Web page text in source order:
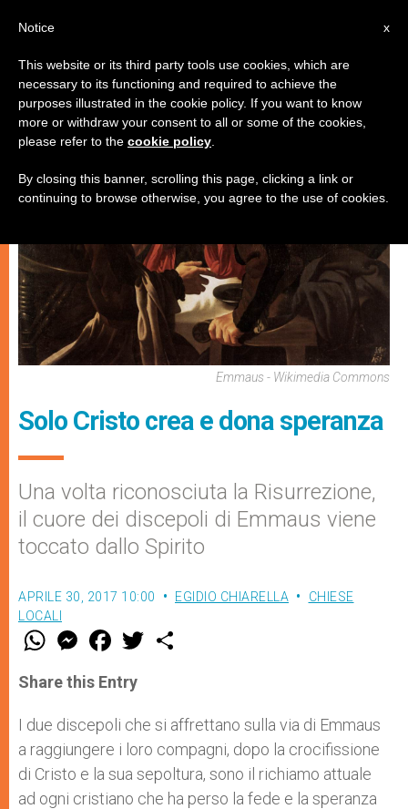
CHIESE LOCALI
Emmaus - Wikimedia Commons
Solo Cristo crea e dona speranza
Una volta riconosciuta la Risurrezione,
il cuore dei discepoli di Emmaus viene
toccato dallo Spirito
APRILE 30, 2017 10:00 EGIDIO CHIARELLA
CHIESE
LOCALI
W
t
s
p
p
M
e
s
e
g
e
r
F
a
e
b
o
k
w
r
Share this Entry
I due discepoli che si affrettano sulla via di Emmaus
a raggiungere i loro compagni, dopo la crocifissione
di Cristo e la sua sepoltura, sono il richiamo attuale
ad ogni cristiano che ha perso la fede e la speranza
x
Notice
This website or its third party tools use cookies, which are
necessary to its functioning and required to achieve the
purposes illustrated in the cookie policy. If you want to know
more or withdraw your consent to all or some of the cookies,
please refer to the cookie policy
By closing this banner, scrolling this page, clicking a link or
continuing to browse otherwise, you agree to the use of cookies.